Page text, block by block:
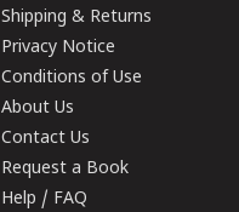
Shipping & Returns
Privacy Notice
Conditions of Use
About Us
Contact Us
Request a Book
Help / FAQ